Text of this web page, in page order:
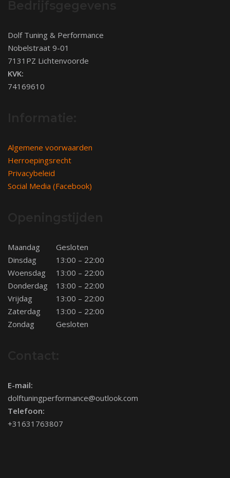
Dolf Tuning & Performance
Nobelstraat 9-01
7131PZ Lichtenvoorde
KVK:
74169610
Algemene voorwaarden
Herroepingsrecht
Privacybeleid
Social Media (Facebook)
Maandag
Gesloten
Dinsdag
13:00 – 22:00
Woensdag
13:00 – 22:00
Donderdag
13:00 – 22:00
Vrijdag
13:00 – 22:00
Zaterdag
13:00 – 22:00
Zondag
Gesloten
E-mail:
dolftuningperformance@outlook.com
Telefoon:
+31631763807